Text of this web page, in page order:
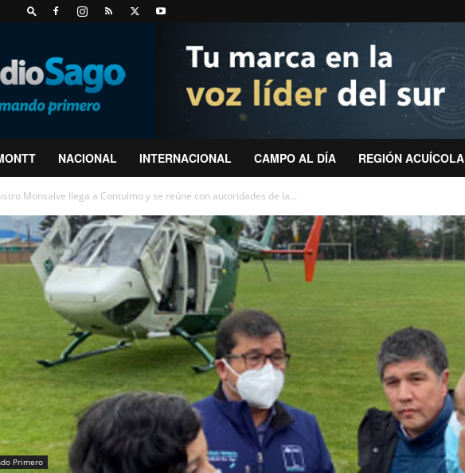
NACIONAL INTERNACIONAL CAMPO AL DÍA REGIÓN ACUÍCOLA
Monsalve llega a Contulmo y se reúne con autoridades de la...
Primero